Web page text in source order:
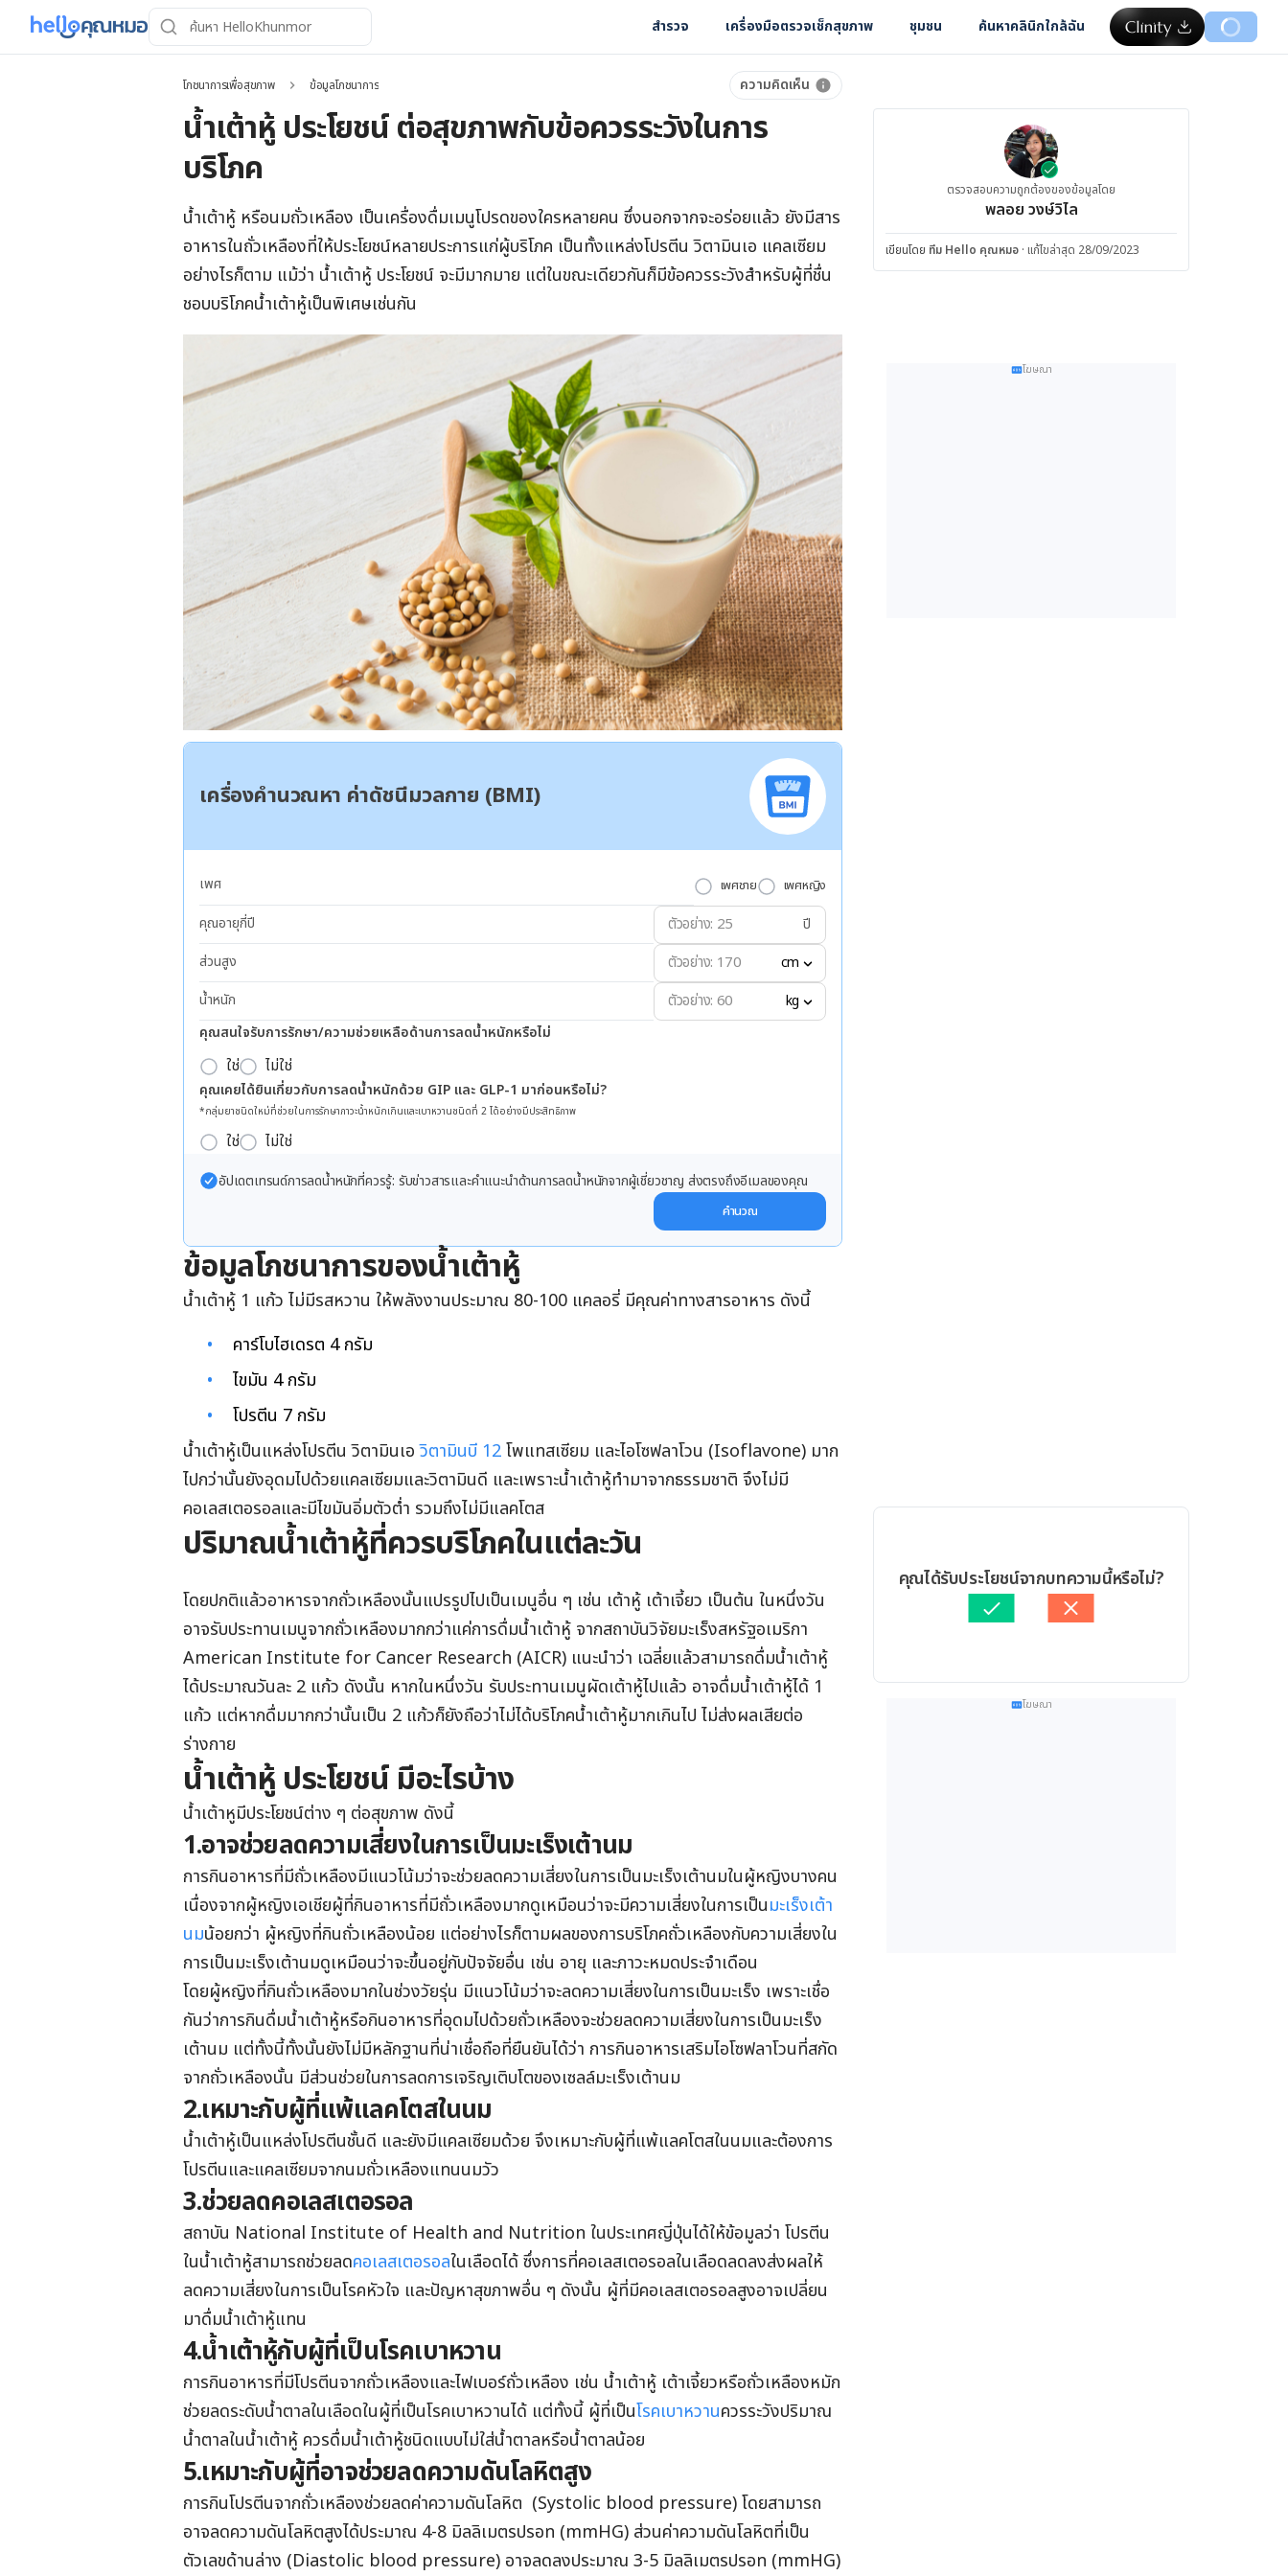
สำรวจ เครื่องมือตรวจเช็กสุขภาพ ชุมชน ค้นหาคลินิกใกล้ฉัน
โภชนาการเพื่อสุขภาพ ข้อมูลโภชนาการ ความคิดเห็น
น้ำเต้าหู้ ประโยชน์ ต่อสุขภาพกับข้อควรระวังในการ
บริโภค
น้ำเต้าหู้ หรือนมถั่วเหลือง เป็นเครื่องดื่มเมนูโปรดของใครหลายคน ซึ่งนอกจากจะอร่อยแล้ว ยังมีสาร
อาหารในถั่วเหลืองที่ให้ประโยชน์หลายประการแก่ผู้บริโภค เป็นทั้งแหล่งโปรตีน วิตามินเอ แคลเซียม
อย่างไรก็ตาม แม้ว่า น้ำเต้าหู้ ประโยชน์ จะมีมากมาย แต่ในขณะเดียวกันก็มีข้อควรระวังสำหรับผู้ที่ชื่น
ชอบบริโภคน้ำเต้าหู้เป็นพิเศษเช่นกัน
เครื่องคำนวณหา ค่าดัชนีมวลกาย (BMI)
เพศ เพศชาย เพศหญิง
คุณอายุกี่ปี
ปี
ส่วนสูง
cm
น้ำหนัก
kg
คุณสนใจรับการรักษา/ความช่วยเหลือด้านการลดน้ำหนักหรือไม่
ใช่ ไม่ใช่
คุณเคยได้ยินเกี่ยวกับการลดน้ำหนักด้วย GIP และ GLP-1 มาก่อนหรือไม่?
*กลุ่มยาชนิดใหม่ที่ช่วยในการรักษาภาวะน้ำหนักเกินและเบาหวานชนิดที่ 2 ได้อย่างมีประสิทธิภาพ
ใช่ ไม่ใช่
อัปเดตเทรนด์การลดน้ำหนักที่ควรรู้: รับข่าวสารและคำแนะนำด้านการลดน้ำหนักจากผู้เชี่ยวชาญ ส่งตรงถึงอีเมลของคุณ
คำนวณ
ข้อมูลโภชนาการของน้ำเต้าหู้
น้ำเต้าหู้ 1 แก้ว ไม่มีรสหวาน ให้พลังงานประมาณ 80-100 แคลอรี่ มีคุณค่าทางสารอาหาร ดังนี้
คาร์โบไฮเดรต 4 กรัม
ไขมัน 4 กรัม
โปรตีน 7 กรัม
น้ำเต้าหู้เป็นแหล่งโปรตีน วิตามินเอวิตามินบี 12โพแทสเซียม และไอโซฟลาโวน (Isoflavone) มาก
ไปกว่านั้นยังอุดมไปด้วยแคลเซียมและวิตามินดี และเพราะน้ำเต้าหู้ทำมาจากธรรมชาติ จึงไม่มี
คอเลสเตอรอลและมีไขมันอิ่มตัวต่ำ รวมถึงไม่มีแลคโตส
ปริมาณน้ำเต้าหู้ที่ควรบริโภคในแต่ละวัน
โดยปกติแล้วอาหารจากถั่วเหลืองนั้นแปรรูปไปเป็นเมนูอื่น ๆ เช่น เต้าหู้ เต้าเจี้ยว เป็นต้น ในหนึ่งวัน
อาจรับประทานเมนูจากถั่วเหลืองมากกว่าแค่การดื่มน้ำเต้าหู้ จากสถาบันวิจัยมะเร็งสหรัฐอเมริกา
American Institute for Cancer Research (AICR) แนะนำว่า เฉลี่ยแล้วสามารถดื่มน้ำเต้าหู้
ได้ประมาณวันละ 2 แก้ว ดังนั้น หากในหนึ่งวัน รับประทานเมนูผัดเต้าหู้ไปแล้ว อาจดื่มน้ำเต้าหู้ได้ 1
แก้ว แต่หากดื่มมากกว่านั้นเป็น 2 แก้วก็ยังถือว่าไม่ได้บริโภคน้ำเต้าหู้มากเกินไป ไม่ส่งผลเสียต่อ
ร่างกาย
น้ำเต้าหู้ ประโยชน์ มีอะไรบ้าง
น้ำเต้าหูมีประโยชน์ต่าง ๆ ต่อสุขภาพ ดังนี้
1.อาจช่วยลดความเสี่ยงในการเป็นมะเร็งเต้านม
การกินอาหารที่มีถั่วเหลืองมีแนวโน้มว่าจะช่วยลดความเสี่ยงในการเป็นมะเร็งเต้านมในผู้หญิงบางคน
เนื่องจากผู้หญิงเอเชียผู้ที่กินอาหารที่มีถั่วเหลืองมากดูเหมือนว่าจะมีความเสี่ยงในการเป็นมะเร็งเต้า
นมน้อยกว่า ผู้หญิงที่กินถั่วเหลืองน้อย แต่อย่างไรก็ตามผลของการบริโภคถั่วเหลืองกับความเสี่ยงใน
การเป็นมะเร็งเต้านมดูเหมือนว่าจะขึ้นอยู่กับปัจจัยอื่น เช่น อายุ และภาวะหมดประจำเดือน
โดยผู้หญิงที่กินถั่วเหลืองมากในช่วงวัยรุ่น มีแนวโน้มว่าจะลดความเสี่ยงในการเป็นมะเร็ง เพราะเชื่อ
กันว่าการกินดื่มน้ำเต้าหู้หรือกินอาหารที่อุดมไปด้วยถั่วเหลืองจะช่วยลดความเสี่ยงในการเป็นมะเร็ง
เต้านม แต่ทั้งนี้ทั้งนั้นยังไม่มีหลักฐานที่น่าเชื่อถือที่ยืนยันได้ว่า การกินอาหารเสริมไอโซฟลาโวนที่สกัด
จากถั่วเหลืองนั้น มีส่วนช่วยในการลดการเจริญเติบโตของเซลล์มะเร็งเต้านม
2.เหมาะกับผู้ที่แพ้แลคโตสในนม
น้ำเต้าหู้เป็นแหล่งโปรตีนชั้นดี และยังมีแคลเซียมด้วย จึงเหมาะกับผู้ที่แพ้แลคโตสในนมและต้องการ
โปรตีนและแคลเซียมจากนมถั่วเหลืองแทนนมวัว
3.ช่วยลดคอเลสเตอรอล
สถาบัน National Institute of Health and Nutrition ในประเทศญี่ปุ่นได้ให้ข้อมูลว่า โปรตีน
ในน้ำเต้าหู้สามารถช่วยลดคอเลสเตอรอลในเลือดได้ ซึ่งการที่คอเลสเตอรอลในเลือดลดลงส่งผลให้
ลดความเสี่ยงในการเป็นโรคหัวใจ และปัญหาสุขภาพอื่น ๆ ดังนั้น ผู้ที่มีคอเลสเตอรอลสูงอาจเปลี่ยน
มาดื่มน้ำเต้าหู้แทน
4.น้ำเต้าหู้กับผู้ที่เป็นโรคเบาหวาน
การกินอาหารที่มีโปรตีนจากถั่วเหลืองและไฟเบอร์ถั่วเหลือง เช่น น้ำเต้าหู้ เต้าเจี้ยวหรือถั่วเหลืองหมัก
ช่วยลดระดับน้ำตาลในเลือดในผู้ที่เป็นโรคเบาหวานได้ แต่ทั้งนี้ ผู้ที่เป็นโรคเบาหวานควรระวังปริมาณ
น้ำตาลในน้ำเต้าหู้ ควรดื่มน้ำเต้าหู้ชนิดแบบไม่ใส่น้ำตาลหรือน้ำตาลน้อย
5.เหมาะกับผู้ที่อาจช่วยลดความดันโลหิตสูง
การกินโปรตีนจากถั่วเหลืองช่วยลดค่าความดันโลหิต (Systolic blood pressure) โดยสามารถ
อาจลดความดันโลหิตสูงได้ประมาณ 4-8 มิลลิเมตรปรอท (mmHG) ส่วนค่าความดันโลหิตที่เป็น
ตัวเลขด้านล่าง (Diastolic blood pressure) อาจลดลงประมาณ 3-5 มิลลิเมตรปรอท (mmHG)
ตรวจสอบความถูกต้องของข้อมูลโดย
พลอย วงษ์วิไล
เขียนโดย ทีม Hello คุณหมอ · แก้ไขล่าสุด 28/09/2023
โฆษณา
คุณได้รับประโยชน์จากบทความนี้หรือไม่?
โฆษณา